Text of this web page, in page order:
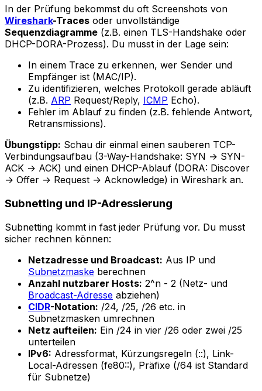
In der Prüfung bekommst du oft Screenshots von
Wireshark-Traces oder unvollständige
Sequenzdiagramme (z.B. einen TLS-Handshake oder
DHCP-DORA-Prozess). Du musst in der Lage sein:
In einem Trace zu erkennen, wer Sender und
Empfänger ist (MAC/IP).
Zu identifizieren, welches Protokoll gerade abläuft
(z.B. ARP Request/Reply, ICMP Echo).
Fehler im Ablauf zu finden (z.B. fehlende Antwort,
Retransmissions).
Übungstipp: Schau dir einmal einen sauberen TCP-
Verbindungsaufbau (3-Way-Handshake: SYN → SYN-
ACK → ACK) und einen DHCP-Ablauf (DORA: Discover
→ Offer → Request → Acknowledge) in Wireshark an.
Subnetting und IP-Adressierung
Subnetting kommt in fast jeder Prüfung vor. Du musst
sicher rechnen können:
Netzadresse und Broadcast: Aus IP und
Subnetzmaske berechnen
Anzahl nutzbarer Hosts: 2^n - 2 (Netz- und
Broadcast-Adresse abziehen)
CIDR-Notation: /24, /25, /26 etc. in
Subnetzmasken umrechnen
Netz aufteilen: Ein /24 in vier /26 oder zwei /25
unterteilen
IPv6: Adressformat, Kürzungsregeln (::), Link-
Local-Adressen (fe80::), Präfixe (/64 ist Standard
für Subnetze)